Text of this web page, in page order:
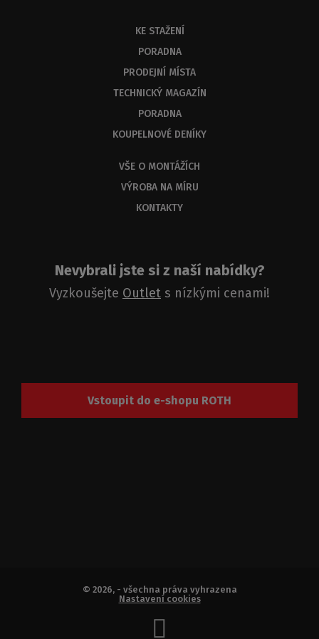
KE STAŽENÍ
PORADNA
PRODEJNÍ MÍSTA
TECHNICKÝ MAGAZÍN
PORADNA
KOUPELNOVÉ DENÍKY
VŠE O MONTÁŽÍCH
VÝROBA NA MÍRU
KONTAKTY
Nevybrali jste si z naší nabídky?
Vyzkoušejte Outlet s nízkými cenami!
Vstoupit do e-shopu ROTH
© 2026, - všechna práva vyhrazena
Nastavení cookies